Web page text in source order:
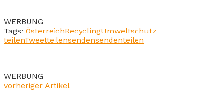
WERBUNG
Tags: ÖsterreichRecyclingUmweltschutz
teilenTweetteilensendensendenteilen
WERBUNG
vorheriger Artikel